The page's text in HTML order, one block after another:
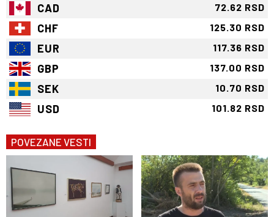
CAD 72.62 RSD
CHF 125.30 RSD
EUR 117.36 RSD
GBP 137.00 RSD
SEK 10.70 RSD
USD 101.82 RSD
POVEZANE VESTI